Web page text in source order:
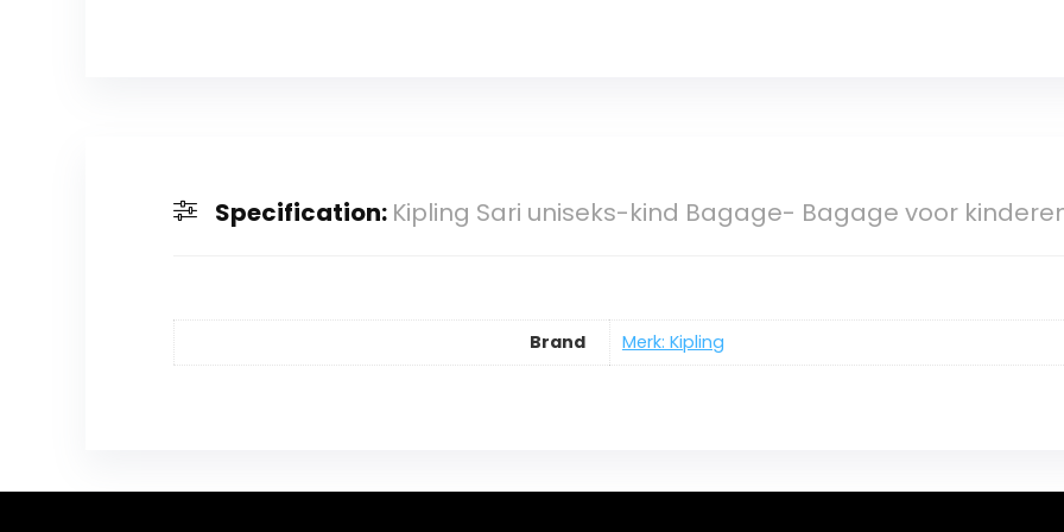
Specification: Kipling Sari uniseks-kind Bagage- Bagage voor
Brand Merk: Kipling